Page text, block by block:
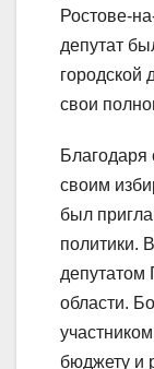
Ростове-
депутат
городской
свои
Благодаря
своим
был
политики.
депутатом
области.
бюджету и